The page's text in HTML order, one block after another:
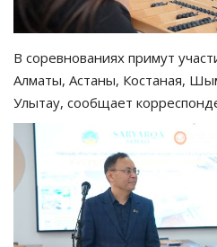
РАЗВЛЕЧЕНИЯ
OFFICIAL
Курултай
Язык
Қазақша Русский
В соревнованиях примут
Алматы, Астаны, Костаная,
Улытау, сообщает